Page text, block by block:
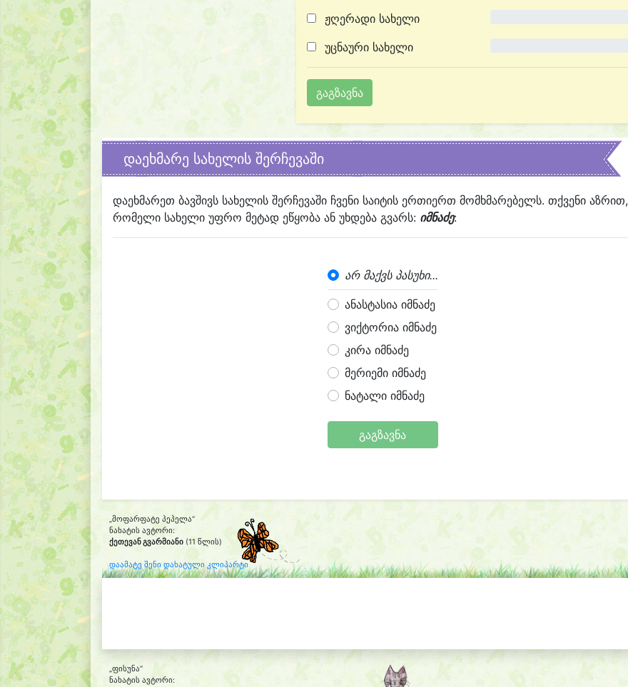
ჟღერადი სახელი
უცნაური სახელი
დაეხმარე სახელის შერჩევაში
დაეხმარეთ ბავშივს სახელის შერჩევაში ჩვენი საიტის ერთიერთ მომხმარებელს. თქვენი აზრით,
რომელი სახელი უფრო მეტად ეწყობა ან უხდება გვარს: იმნაძე:
არ მაქვს პასუხი...
ანასტასია იმნაძე
ვიქტორია იმნაძე
კირა იმნაძე
მერიემი იმნაძე
ნატალი იმნაძე
გაგზავნა
„მოფარფატე პეპელა“
ნახატის ავტორი:
ქეთევან გვარმიანი (11 წლის)
დაამატე შენი დახატული კლიპარტი
„ფისუნა“
ნახატის ავტორი: